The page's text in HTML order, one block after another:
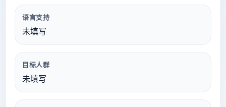
语言支持
未填写
目标人群
未填写